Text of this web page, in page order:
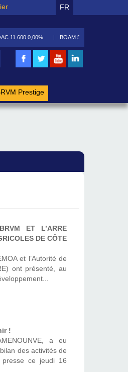
FR
11 600 0,00% BOAM 5 585
Prestige
ET L’ARRE
DE CÔTE
et l’Autorité de
ont présenté, au
!
a eu
des activités de
presse ce jeudi 16